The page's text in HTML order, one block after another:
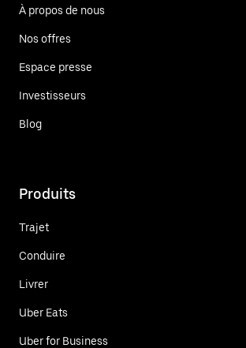
À propos de nous
Nos offres
Espace presse
Investisseurs
Blog
Produits
Trajet
Conduire
Livrer
Uber Eats
Uber for Business